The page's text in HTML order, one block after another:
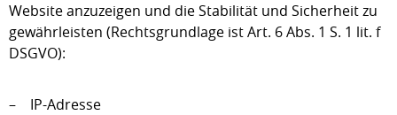
Website anzuzeigen und die Stabilität und Sicherheit zu
gewährleisten (Rechtsgrundlage ist Art. 6 Abs. 1 S. 1 lit. f
DSGVO):
– IP-Adresse